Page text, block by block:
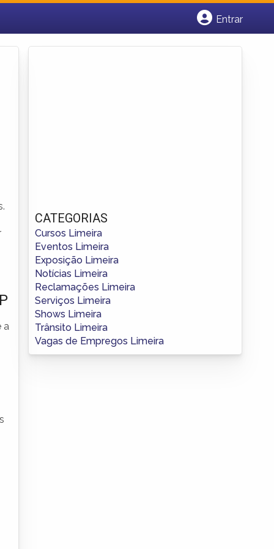
Entrar
a
CATEGORIAS
Cursos Limeira
Eventos Limeira
Exposição Limeira
Notícias Limeira
Reclamações Limeira
Serviços Limeira
Shows Limeira
Trânsito Limeira
Vagas de Empregos Limeira